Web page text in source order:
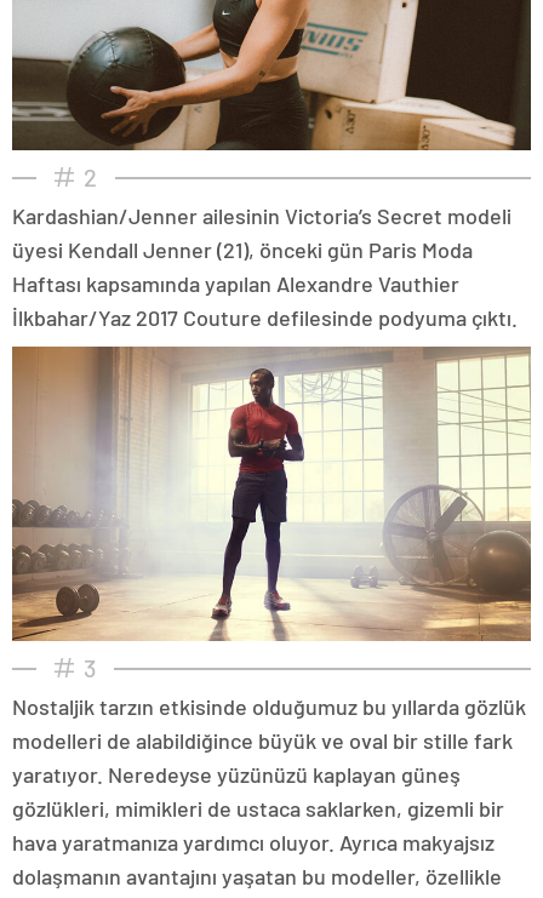
2
Kardashian/Jenner ailesinin Victoria’s Secret modeli
üyesi Kendall Jenner (21), önceki gün Paris Moda
Haftası kapsamında yapılan Alexandre Vauthier
İlkbahar/Yaz 2017 Couture defilesinde podyuma çıktı.
3
Nostaljik tarzın etkisinde olduğumuz bu yıllarda gözlük
modelleri de alabildiğince büyük ve oval bir stille fark
yaratıyor. Neredeyse yüzünüzü kaplayan güneş
gözlükleri, mimikleri de ustaca saklarken, gizemli bir
hava yaratmanıza yardımcı oluyor. Ayrıca makyajsız
dolaşmanın avantajını yaşatan bu modeller, özellikle